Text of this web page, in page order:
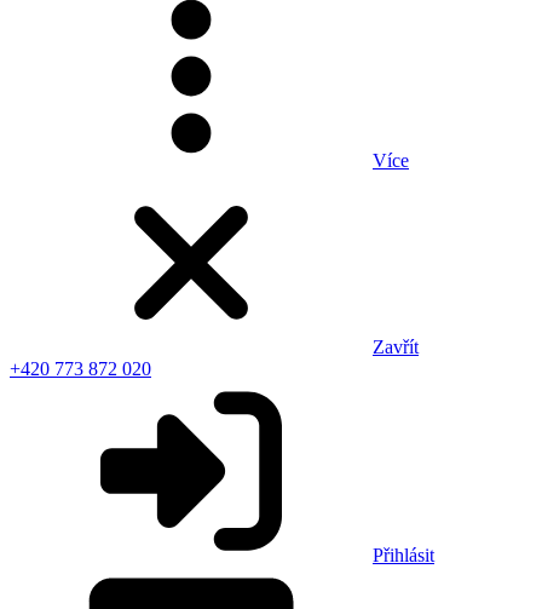
Více
Zavřít
+420 773 872 020
Přihlásit